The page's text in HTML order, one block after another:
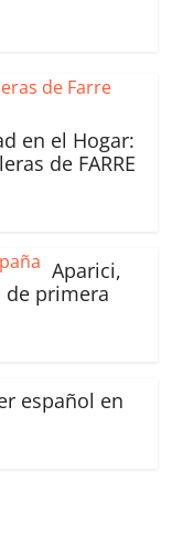
en el Hogar:
de FARRE
Aparici,
de primera
español en